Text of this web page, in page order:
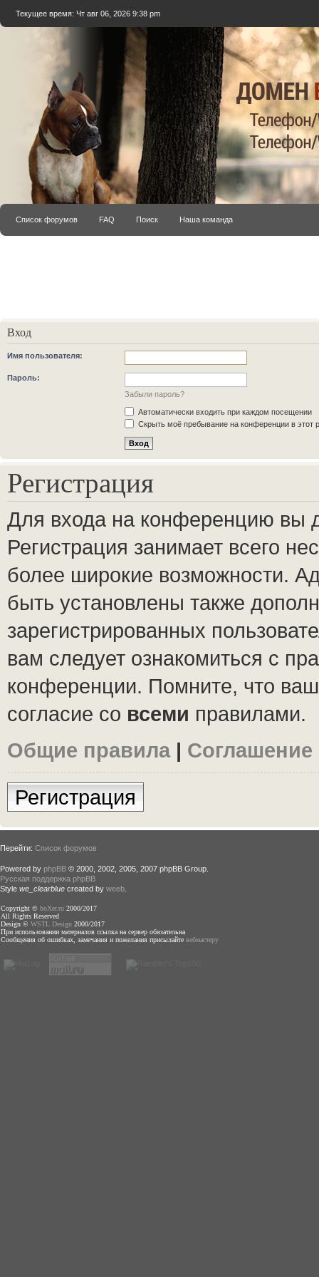
Текущее время: Чт авг 06, 2026 9:38 pm
Список форумов FAQ Поиск Наша команда
Вход
Имя пользователя:
Пароль:
Забыли пароль?
Автоматически входить при каждом посещении
Скрыть моё пребывание на конференции в этот
Регистрация
Для входа на конференцию вы
Регистрация занимает всего
более широкие возможности.
быть установлены также
зарегистрированных
вам следует ознакомиться с
конференции. Помните, что
согласие со всеми правилами.
Общие правила |
Регистрация
Перейти: Список форумов
Powered by phpBB © 2000, 2002, 2005, 2007 phpBB Group.
Русская поддержка phpBB
Style we_clearblue created by weeb
Copyright © boXer.ru 2000/2017
All Rights Reserved
Design © WSTL Design 2000/2017
При использовании материалов ссылка на сервер обязательна
Сообщения об ошибках, замечания и пожелания присылайте вебмастеру